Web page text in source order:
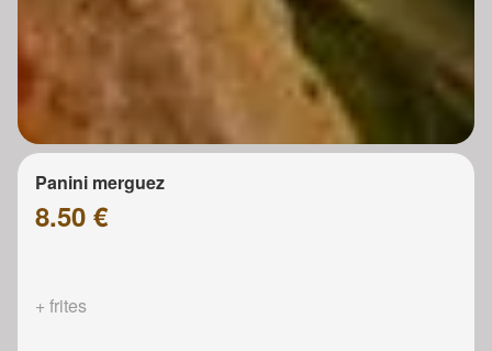
Panini merguez
8.50 €
+ frites